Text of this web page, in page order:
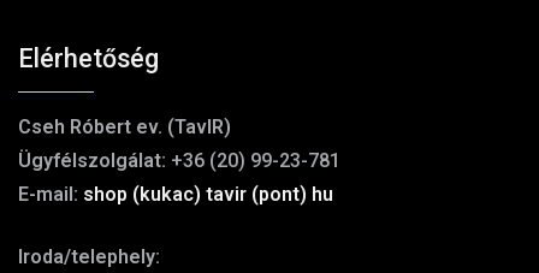
Elérhetőség
Cseh Róbert ev. (TavIR)
Ügyfélszolgálat: +36 (20) 99-23-781
E-mail: shop (kukac) tavir (pont) hu
Iroda/telephely: